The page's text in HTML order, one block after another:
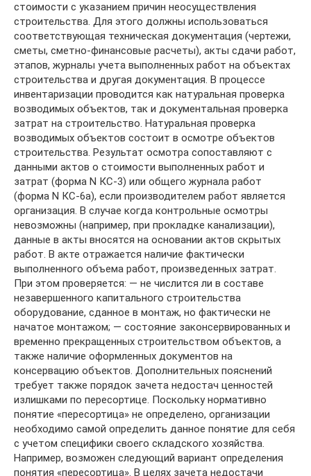
стоимости с указанием причин неосуществления
строительства. Для этого должны использоваться
соответствующая техническая документация (чертежи,
сметы, сметно-финансовые расчеты), акты сдачи работ,
этапов, журналы учета выполненных работ на объектах
строительства и другая документация. В процессе
инвентаризации проводится как натуральная проверка
возводимых объектов, так и документальная проверка
затрат на строительство. Натуральная проверка
возводимых объектов состоит в осмотре объектов
строительства. Результат осмотра сопоставляют с
данными актов о стоимости выполненных работ и
затрат (форма N КС-3) или общего журнала работ
(форма N КС-6а), если производителем работ является
организация. В случае когда контрольные осмотры
невозможны (например, при прокладке канализации),
данные в акты вносятся на основании актов скрытых
работ. В акте отражается наличие фактически
выполненного объема работ, произведенных затрат.
При этом проверяется: — не числится ли в составе
незавершенного капитального строительства
оборудование, сданное в монтаж, но фактически не
начатое монтажом; — состояние законсервированных и
временно прекращенных строительством объектов, а
также наличие оформленных документов на
консервацию объектов. Дополнительных пояснений
требует также порядок зачета недостач ценностей
излишками по пересортице. Поскольку нормативно
понятие «пересортица» не определено, организации
необходимо самой определить данное понятие для себя
с учетом специфики своего складского хозяйства.
Например, возможен следующий вариант определения
понятия «пересортица». В целях зачета недостачи